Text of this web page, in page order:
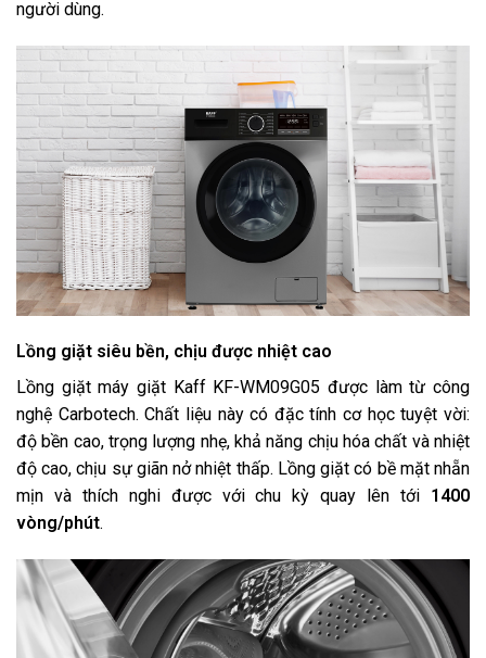
người dùng.
Lồng giặt siêu bền, chịu được nhiệt cao
Lồng giặt máy giặt Kaff KF-WM09G05 được làm từ công
nghệ Carbotech. Chất liệu này có đặc tính cơ học tuyệt vời:
độ bền cao, trọng lượng nhẹ, khả năng chịu hóa chất và nhiệt
độ cao, chịu sự giãn nở nhiệt thấp. Lồng giặt có bề mặt nhẵn
mịn và thích nghi được với chu kỳ quay lên tới 1400
vòng/phút.